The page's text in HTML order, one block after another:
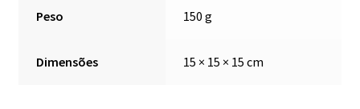
Peso 150 g
Dimensões 15 × 15 × 15 cm